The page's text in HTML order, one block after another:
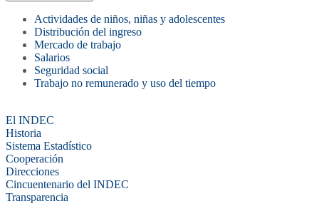
Actividades de niños, niñas y adolescentes
Distribución del ingreso
Mercado de trabajo
Salarios
Seguridad social
Trabajo no remunerado y uso del tiempo
El INDEC
Historia
Sistema Estadístico
Cooperación
Direcciones
Cincuentenario del INDEC
Transparencia